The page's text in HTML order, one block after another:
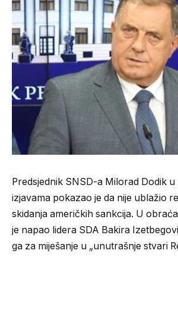
Predsjednik SNSD-a Milorad Dodik u
izjavama pokazao je da nije ublažio
skidanja američkih sankcija. U
je napao lidera SDA Bakira
ga za miješanje u „unutrašnje stvari